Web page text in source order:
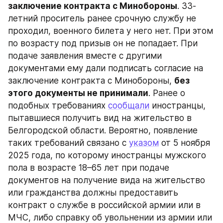
заключение контракта с Минобороны. 33-
летний проситель ранее срочную службу не
проходил, военного билета у него нет. При этом
по возрасту под призыв он не попадает. При
подаче заявления вместе с другими
документами ему дали подписать согласие на
заключение контракта с Минобороны, без
этого документы не принимали. Ранее о
подобных требованиях сообщали иностранцы,
пытавшиеся получить вид на жительство в
Белгородской области. Вероятно, появление
таких требований связано с указом от 5 ноября
2025 года, по которому иностранцы мужского
пола в возрасте 18–65 лет при подаче
документов на получение вида на жительство
или гражданства должны предоставить
контракт о службе в российской армии или в
МЧС, либо справку об увольнении из армии или